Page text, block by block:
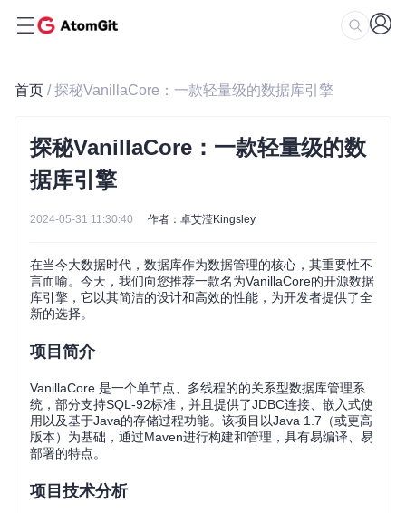
首页 / 探秘VanillaCore：一款轻量级的数据库引擎
探秘VanillaCore：一款轻量级的数
据库引擎
2024-05-31 11:30:40 作者：卓艾滢Kingsley
在当今大数据时代，数据库作为数据管理的核心，其重要性不
言而喻。今天，我们向您推荐一款名为VanillaCore的开源数据
库引擎，它以其简洁的设计和高效的性能，为开发者提供了全
新的选择。
项目简介
VanillaCore 是一个单节点、多线程的的关系型数据库管理系
统，部分支持SQL-92标准，并且提供了JDBC连接、嵌入式使
用以及基于Java的存储过程功能。该项目以Java 1.7（或更高
版本）为基础，通过Maven进行构建和管理，具有易编译、易
部署的特点。
项目技术分析